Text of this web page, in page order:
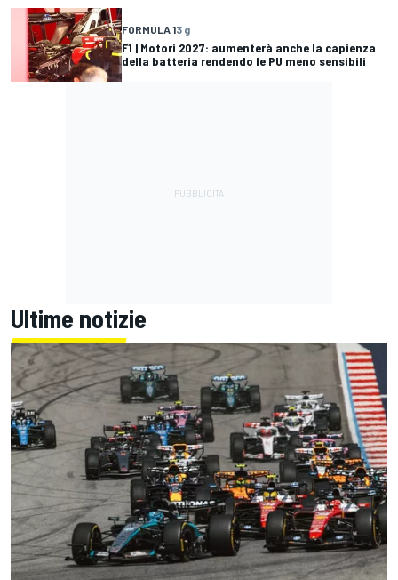
FORMULA 13 g
F1 | Motori 2027: aumenterà anche la capienza
della batteria rendendo le PU meno sensibili
Ultime notizie